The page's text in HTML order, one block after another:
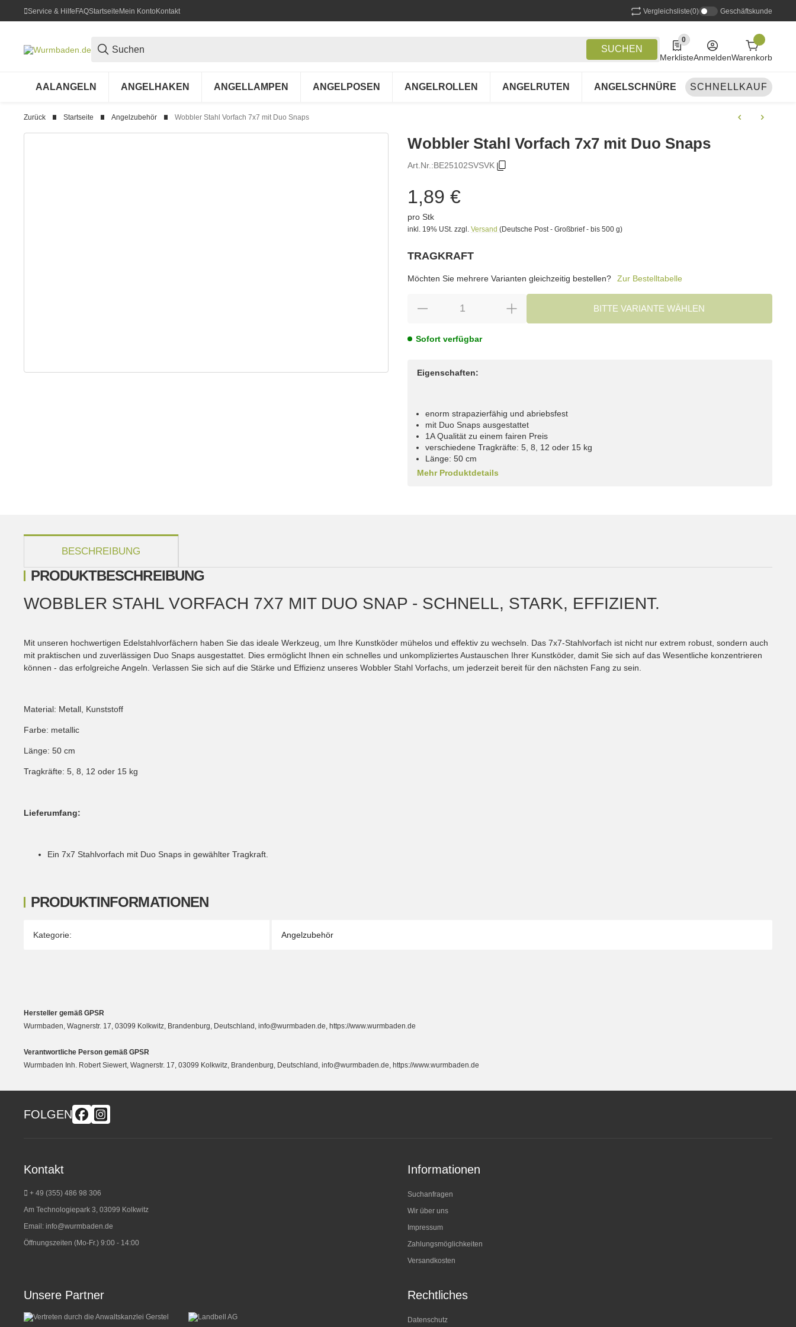
Service & HilfeFAQStartseiteMein KontoKontakt Vergleichsliste(0) Geschäftskunde
SUCHEN
0
0 Produkte in der Liste
MerklisteAnmeldenWarenkorb
AALANGELN ANGELHAKEN ANGELLAMPEN ANGELPOSEN ANGELROLLEN ANGELRUTEN ANGELSCHNÜRE ANGELSETS
SCHNELLKAUF
Zurück Startseite Angelzubehör Wobbler Stahl Vorfach 7x7 mit Duo Snaps
Wobbler Stahl Vorfach 7x7 mit Duo Snaps
Art.Nr.:BE25102SVSVK
1,89 €
pro Stk
inkl. 19% USt. zzgl. Versand (Deutsche Post - Großbrief - bis 500 g)
TRAGKRAFT
Möchten Sie mehrere Varianten gleichzeitig bestellen?
Zur Bestelltabelle
BITTE VARIANTE WÄHLEN
Sofort verfügbar
Eigenschaften:
enorm strapazierfähig und abriebsfest
mit Duo Snaps ausgestattet
1A Qualität zu einem fairen Preis
verschiedene Tragkräfte: 5, 8, 12 oder 15 kg
Länge: 50 cm
Mehr Produktdetails
BESCHREIBUNG
PRODUKTINFORMATIONEN
Produkteigenschaft
Wert
Kategorie: Angelzubehör
PRODUKTBESCHREIBUNG
WOBBLER STAHL VORFACH 7X7 MIT DUO SNAP - SCHNELL, STARK, EFFIZIENT.
Mit unseren hochwertigen Edelstahlvorfächern haben Sie das ideale Werkzeug, um Ihre Kunstköder mühelos und effektiv zu wechseln. Das 7x7-Stahlvorfach ist nicht nur extrem robust, sondern auch
mit praktischen und zuverlässigen Duo Snaps ausgestattet. Dies ermöglicht Ihnen ein schnelles und unkompliziertes Austauschen Ihrer Kunstköder, damit Sie sich auf das Wesentliche konzentrieren
können - das erfolgreiche Angeln. Verlassen Sie sich auf die Stärke und Effizienz unseres Wobbler Stahl Vorfachs, um jederzeit bereit für den nächsten Fang zu sein.
Material: Metall, Kunststoff
Farbe: metallic
Länge: 50 cm
Tragkräfte: 5, 8, 12 oder 15 kg
Lieferumfang:
Ein 7x7 Stahlvorfach mit Duo Snaps in gewählter Tragkraft.
Hersteller gemäß GPSR
Wurmbaden, Wagnerstr. 17, 03099 Kolkwitz, Brandenburg, Deutschland, info@wurmbaden.de, https://www.wurmbaden.de
Verantwortliche Person gemäß GPSR
Wurmbaden Inh. Robert Siewert, Wagnerstr. 17, 03099 Kolkwitz, Brandenburg, Deutschland, info@wurmbaden.de, https://www.wurmbaden.de
FOLGEN
Kontakt
+ 49 (355) 486 98 306
Am Technologiepark 3, 03099 Kolkwitz
Email: info@wurmbaden.de
Öffnungszeiten (Mo-Fr.) 9:00 - 14:00
Informationen
Suchanfragen
Wir über uns
Impressum
Zahlungsmöglichkeiten
Versandkosten
Unsere Partner Rechtliches
Datenschutz